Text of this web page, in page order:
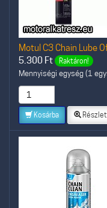
Motul C3 Chain Lube
5.300 Ft Raktáron!
Mennyiségi egység (1
Kosárba